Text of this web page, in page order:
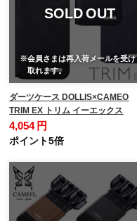
SOLD OUT
※会員さまは再入荷メールを受け
取れます。
ダーツケース DOLLIS×CAMEO
TRIM EX トリム イーエックス
4,054 円
ポイント5倍